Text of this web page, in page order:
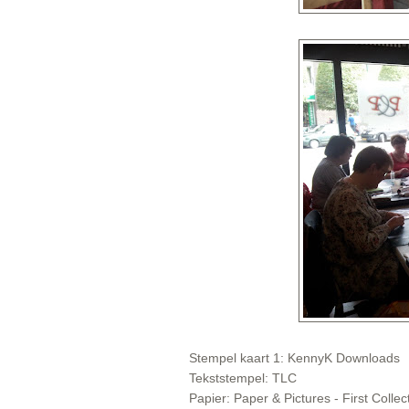
Stempel kaart 1: KennyK Downloads
Tekststempel: TLC
Papier: Paper & Pictures - First